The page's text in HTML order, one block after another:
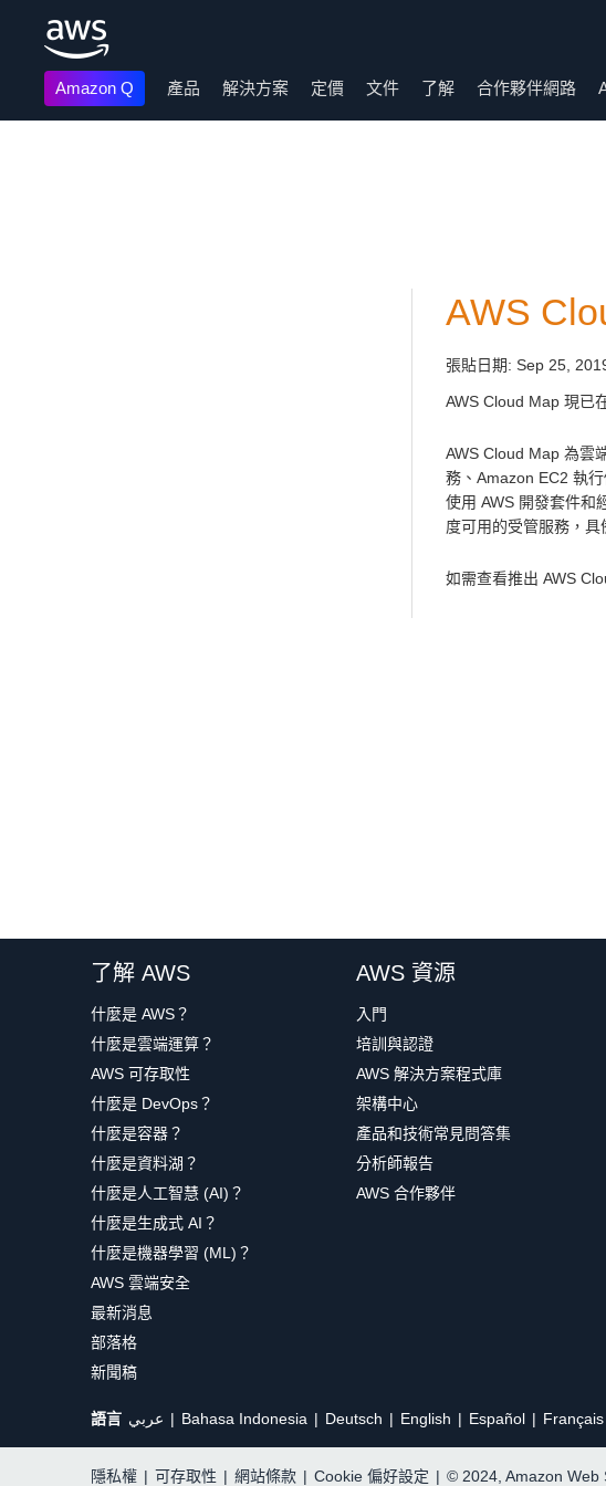
Amazon Q 產品 解決方案 定價 文件 了解 合作夥伴網路
AWS
張貼日期: Sep 25,
AWS Cloud Map 現已
AWS Cloud Map 為雲
務、Amazon EC2 執
使用 AWS 開發套件和
度可用的受管服務，具
如需查看推出 AWS
了解 AWS
什麼是 AWS？
什麼是雲端運算？
AWS 可存取性
什麼是 DevOps？
什麼是容器？
什麼是資料湖？
什麼是人工智慧 (AI)？
什麼是生成式 AI？
什麼是機器學習 (ML)？
AWS 雲端安全
最新消息
部落格
新聞稿
AWS 資源
入門
培訓與認證
AWS 解決方案程式庫
架構中心
產品和技術常見問答集
分析師報告
AWS 合作夥伴
語言 عربي Bahasa Indonesia Deutsch English Español Français
隱私權 | 可存取性 | 網站條款 | Cookie 偏好設定 | © 2024, Amazon Web